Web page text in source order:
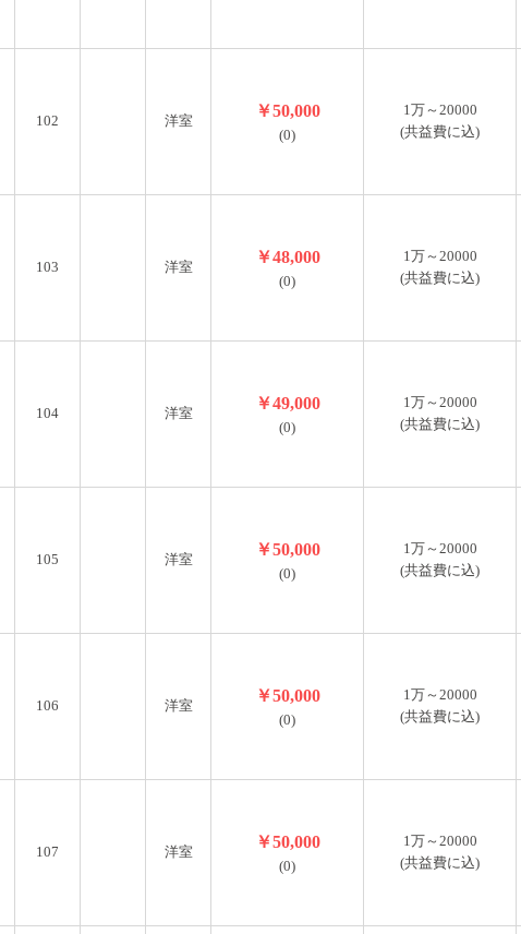
102 洋室
￥50,000
(0)
1万～20000
(共益費に込)
103 洋室
￥48,000
(0)
1万～20000
(共益費に込)
104 洋室
￥49,000
(0)
1万～20000
(共益費に込)
105 洋室
￥50,000
(0)
1万～20000
(共益費に込)
106 洋室
￥50,000
(0)
1万～20000
(共益費に込)
107 洋室
￥50,000
(0)
1万～20000
(共益費に込)